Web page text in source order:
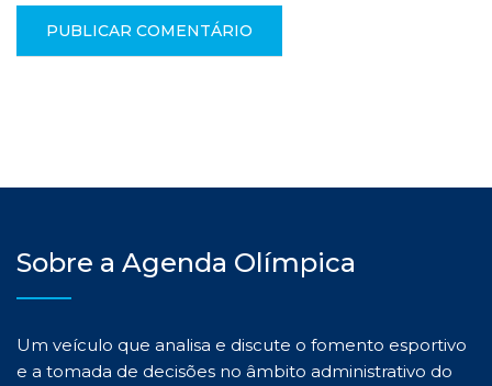
Sobre a Agenda Olímpica
Um veículo que analisa e discute o fomento esportivo
e a tomada de decisões no âmbito administrativo do